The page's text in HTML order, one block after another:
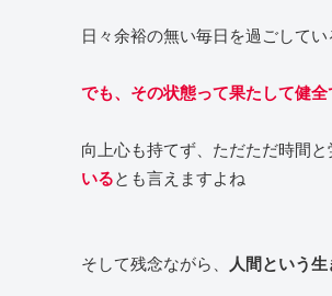
日々余裕の無い毎日を過ごして
でも、その状態って果たして健
向上心も持てず、ただただ時間
いるとも言えますよね
そして残念ながら、 人間という